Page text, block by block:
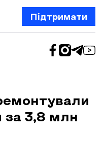
Підтримати
за 3,8 млн